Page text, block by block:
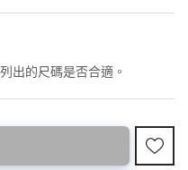
係， 預購款會於8月18日
出的尺碼是否合適。